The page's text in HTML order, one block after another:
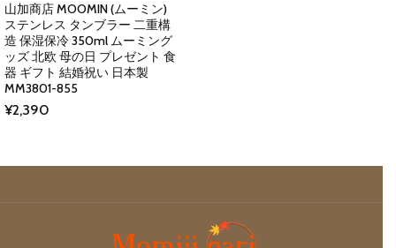
山加商店 MOOMIN (ムーミン)
ステンレス タンブラー 二重構
造 保湿保冷 350ml ムーミング
ッズ 北欧 母の日 プレゼント 食
器 ギフト 結婚祝い 日本製
MM3801-855
¥2,390